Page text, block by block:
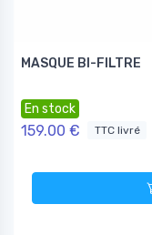
MASQUE BI-FILTRE
En stock
159.00 € TTC livré